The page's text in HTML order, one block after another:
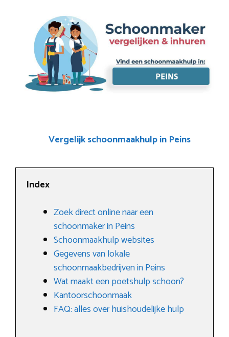
Vergelijk schoonmaakhulp in Peins
Index
Zoek direct online naar een
schoonmaker in Peins
Schoonmaakhulp websites
Gegevens van lokale
schoonmaakbedrijven in Peins
Wat maakt een poetshulp schoon?
Kantoorschoonmaak
FAQ: alles over huishoudelijke hulp